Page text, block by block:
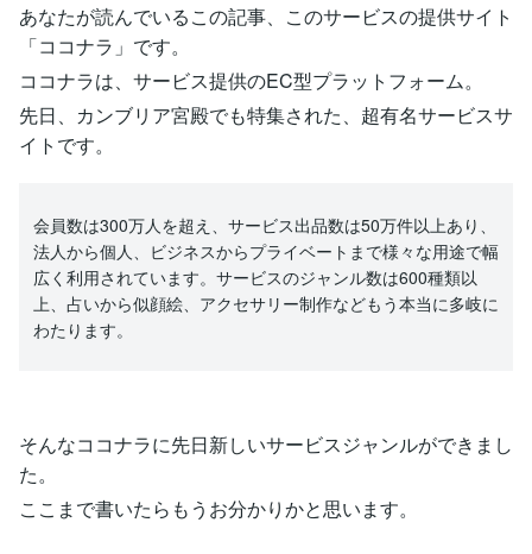
あなたが読んでいるこの記事、このサービスの提供サイト
「ココナラ」です。
ココナラは、サービス提供のEC型プラットフォーム。
先日、カンブリア宮殿でも特集された、超有名サービスサ
イトです。
会員数は300万人を超え、サービス出品数は50万件以上あり、
法人から個人、ビジネスからプライベートまで様々な用途で幅
広く利用されています。サービスのジャンル数は600種類以
上、占いから似顔絵、アクセサリー制作などもう本当に多岐に
わたります。
そんなココナラに先日新しいサービスジャンルができまし
た。
ここまで書いたらもうお分かりかと思います。